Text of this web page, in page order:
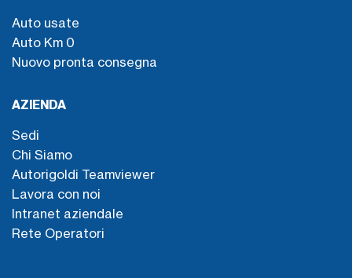
Auto usate
Auto Km 0
Nuovo pronta consegna
AZIENDA
Sedi
Chi Siamo
Autorigoldi Teamviewer
Lavora con noi
Intranet aziendale
Rete Operatori